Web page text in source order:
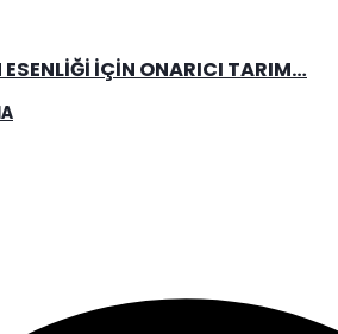
ESENLIĞI İÇIN ONARICI TARIM…